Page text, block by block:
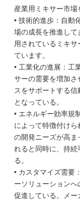
産業用ミキサー市場
• 技術的進歩：自動
場の成長を推進し
用されているミキ
ています。
• 工業化の進展：工
サーの需要を増加
スをサポートする
となっている。
• エネルギー効率規
によって特徴付け
の開発ニーズが高ま
れると同時に、持
る。
• カスタマイズ需要
ーソリューション
促進している。メ